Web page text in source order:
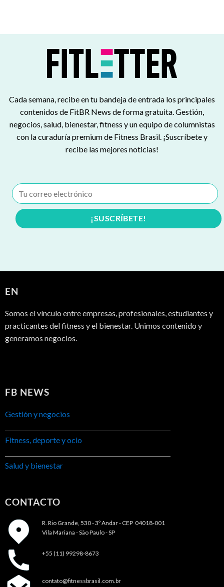
Cada semana, recibe en tu bandeja de entrada los principales
contenidos de FitBR News de forma gratuita. Gestión,
negocios, salud, bienestar, fitness y un equipo de columnistas
con la curaduría premium de Fitness Brasil. ¡Suscríbete y
recibe las mejores noticias!
EN
Somos el vínculo entre empresas, profesionales, estudiantes y
practicantes del fitness y el bienestar. Unimos contenido y
generamos negocios.
FB NEWS
Gestión y negocios
Fitness, deporte y ocio
Salud y bienestar
CONTACTO
R. Rio Grande, 530 - 3º Andar - CEP 04018-001
Vila Mariana - São Paulo - SP
+55 (11) 99298-8673
contato@fitnessbrasil.com.br